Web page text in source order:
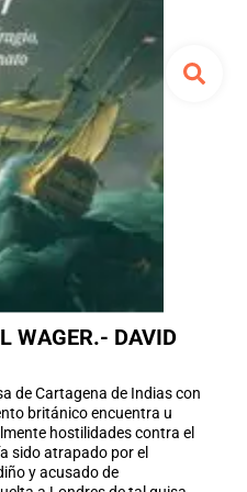
WAGER.- DAVID
de Cartagena de Indias con
británico encuentra u
hostilidades contra el
sido atrapado por el
y acusado de